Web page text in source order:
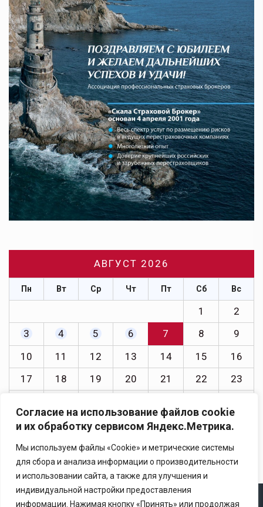
Согласие на использование файлов cookie
и их обработку сервисом Яндекс.Метрика.
Мы используем файлы «Cookie» и метрические системы
для сбора и анализа информации о производительности
и использовании сайта, а также для улучшения и
индивидуальной настройки предоставления
информации. Нажимая кнопку «Принять» или продолжая
АВГУСТ 2026
Пн Вт Ср Чт Пт Сб Вс
1
2
3
4 5 6 7 8
9
10
11 12 13 14 15
16
17
18 19 20 21 22
23
31
« Июл